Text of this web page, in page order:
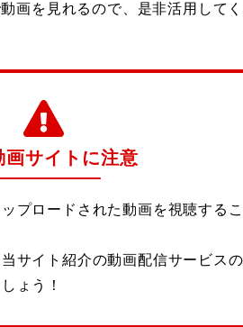
画を見れるので、是非活用してく
画サイトに注意
プロードされた動画を視聴する
サイト紹介の動画配信サービス
ょう！